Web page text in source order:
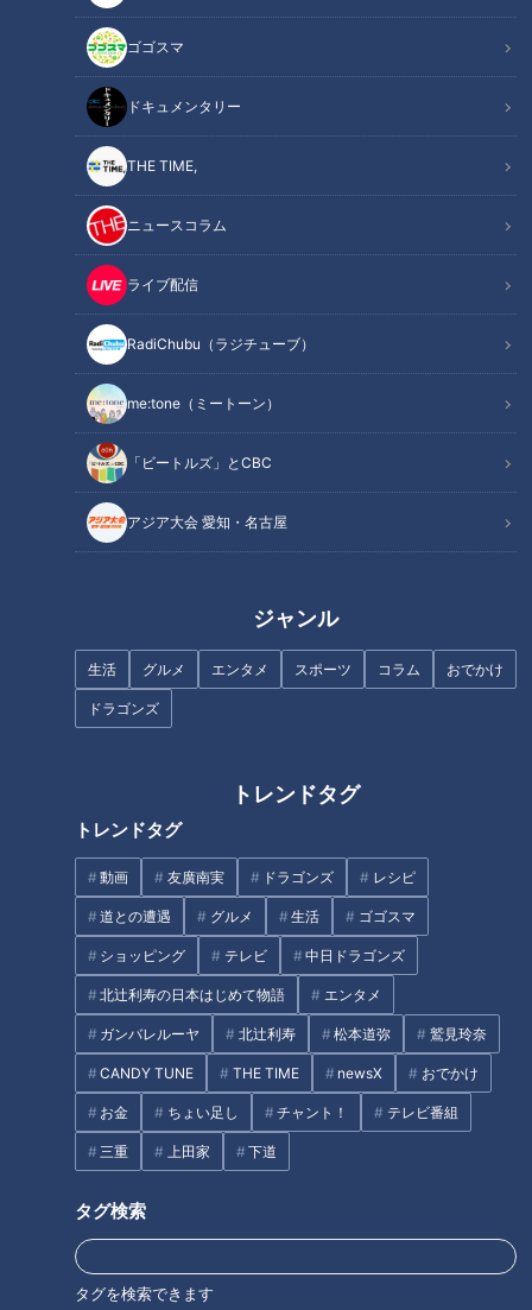
ゴゴスマ
ドキュメンタリー
THE TIME,
ニュースコラム
ライブ配信
RadiChubu（ラジチューブ）
me:tone（ミートーン）
「ビートルズ」とCBC
アジア大会 愛知・名古屋
ジャンル
生活 グルメ エンタメ スポーツ コラム おでかけ
ドラゴンズ
トレンドタグ
トレンドタグ
動画 友廣南実 ドラゴンズ レシピ
道との遭遇 グルメ 生活 ゴゴスマ
ショッピング テレビ 中日ドラゴンズ
北辻利寿の日本はじめて物語 エンタメ
ガンバレルーヤ 北辻利寿 松本道弥 鷲見玲奈
CANDY TUNE THE TIME newsX おでかけ
お金 ちょい足し チャント！ テレビ番組
三重 上田家 下道
タグ検索
タグを検索できます
のっている打者
メンタルトレーナー
ドラゴンズも導入せよ
オススメ関連コンテンツ
いろいろやってみる
「不調の時には肘が下がってお尻が下がる」と吉見さん。試合
中どう修正するのか、前回、吉見さんは2つの引き出しを紹介
しました。
引き出しその1。
一塁までの全力疾走。並びに腿上げ。
引き出しその2。
イニングインターバルのキャッチボールでワンバウンドする球
他にも修正法があるそうです。
吉見「僕はカーブを投げられないんですけど、カーブで修正す
るってよく言うじゃないですか」
これは松坂大輔さんはじめ、多くのピッチャーが口にすると
キャッチボールをしていたそうです。
いろいろと試行錯誤しながら修正をしていた吉見さんですが、
意識して直るものでもなく、逆に意識していなかったら勝手に
直っていったこともあったそうです。
いつの間にか直る
吉見「『ヤベっ。大ピンチ来た』となった時は、調子悪いって
例えばノーアウト、一・二塁で3番バッターを抑えたいという
ケース。